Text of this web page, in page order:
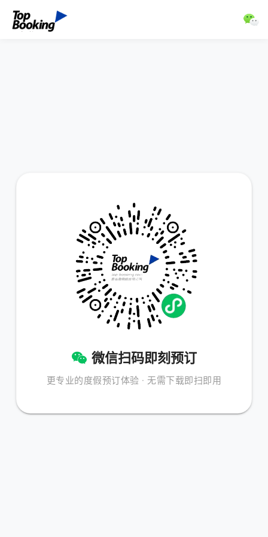
微信扫码即刻预订
更专业的度假预订体验 · 无需下载即扫即用